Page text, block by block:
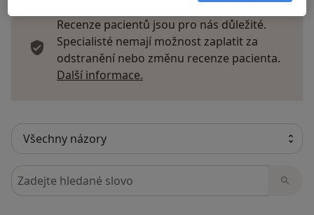
Recenze pacientů jsou pro nás důležité.
Specialisté nemají možnost zaplatit za
odstranění nebo změnu recenze pacienta.
Další informace.
Hledejte v názorech